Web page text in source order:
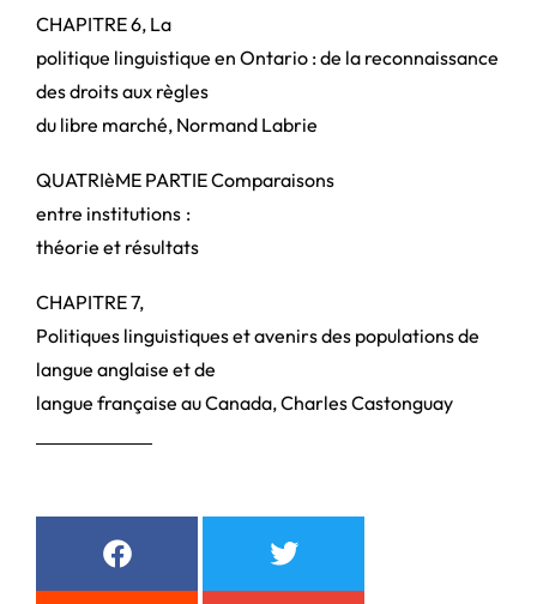
CHAPITRE 6, La
politique linguistique en Ontario : de la reconnaissance
des droits aux règles
du libre marché, Normand Labrie
QUATRIèME PARTIE Comparaisons
entre institutions :
théorie et résultats
CHAPITRE 7,
Politiques linguistiques et avenirs des populations de
langue anglaise et de
langue française au Canada, Charles Castonguay